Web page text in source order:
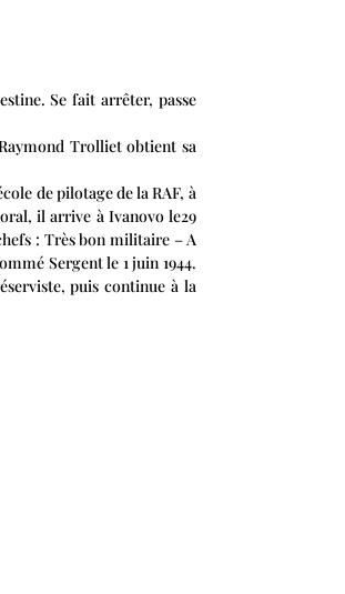
Se fait arrêter, passe
Raymond Trolliet obtient sa
de pilotage de la RAF, à
il arrive à Ivanovo le29
: Très bon militaire – A
Sergent le 1 juin 1944.
puis continue à la